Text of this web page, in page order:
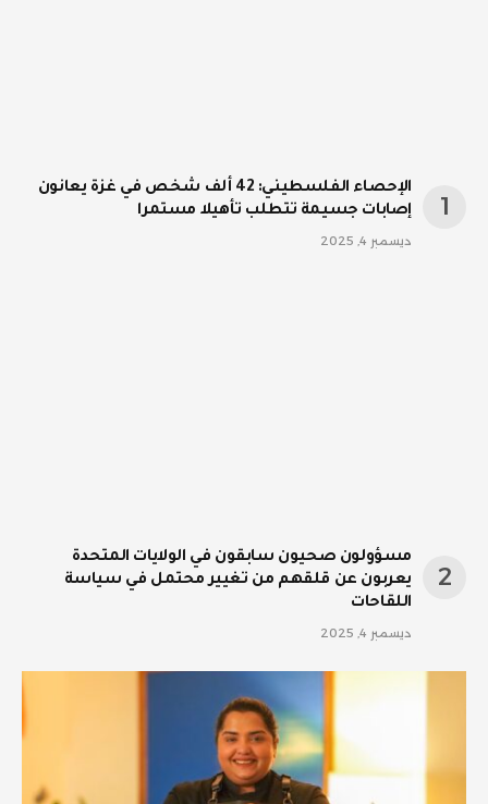
الإحصاء الفلسطيني: 42 ألف شخص في غزة يعانون
إصابات جسيمة تتطلب تأهيلا مستمرا
ديسمبر 4, 2025
مسؤولون صحيون سابقون في الولايات المتحدة
يعربون عن قلقهم من تغيير محتمل في سياسة
اللقاحات
ديسمبر 4, 2025